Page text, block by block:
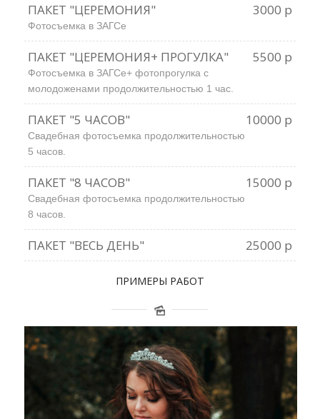
ПАКЕТ "ЦЕРЕМОНИЯ" 3000 р
Фотосъемка в ЗАГСе
ПАКЕТ "ЦЕРЕМОНИЯ+ ПРОГУЛКА" 5500 р
Фотосъемка в ЗАГСе+ фотопрогулка с
молодоженами продолжительностью 1 час.
ПАКЕТ "5 ЧАСОВ" 10000 р
Свадебная фотосъемка продолжительностью
5 часов.
ПАКЕТ "8 ЧАСОВ" 15000 р
Свадебная фотосъемка продолжительностью
8 часов.
ПАКЕТ "ВЕСЬ ДЕНЬ" 25000 р
ПРИМЕРЫ РАБОТ